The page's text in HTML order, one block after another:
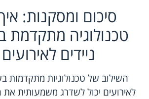
סיכום ומסקנות:
טכנולוגיה מתקדמת
ניידים
השילוב של טכנולוגיות מתקדמות
לאירועים יכול לשדרג משמעותית